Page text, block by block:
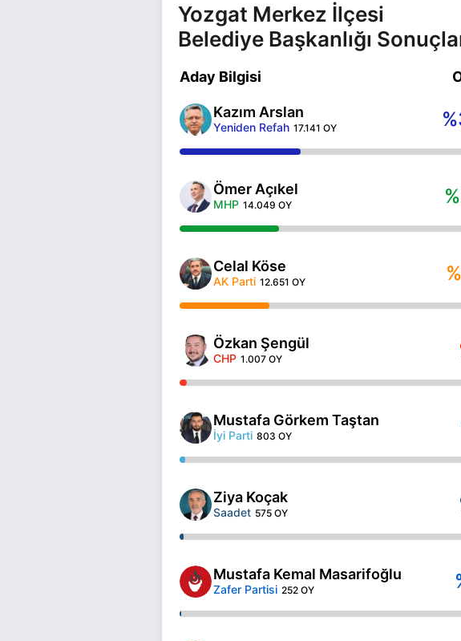
Yozgat Merkez İlçesi
Belediye Başkanlığı
Aday Bilgisi
Kazım Arslan
Yeniden Refah 17.141 OY
Ömer Açıkel
MHP 14.049 OY
Celal Köse
AK Parti 12.651 OY
Özkan Şengül
CHP 1.007 OY
Mustafa Görkem Taştan
İyi Parti 803 OY
Ziya Koçak
Saadet 575 OY
Mustafa Kemal Masarifoğlu
Zafer Partisi 252 OY